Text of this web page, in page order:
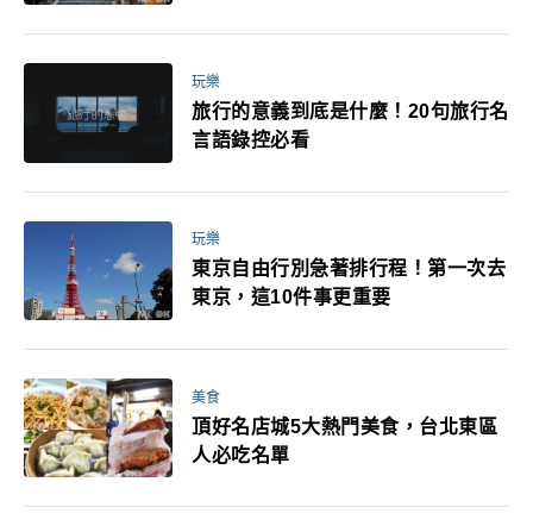
玩樂
旅行的意義到底是什麼！20句旅行名
言語錄控必看
玩樂
東京自由行別急著排行程！第一次去
東京，這10件事更重要
美食
頂好名店城5大熱門美食，台北東區
人必吃名單